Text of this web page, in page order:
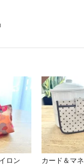
ロン
カード＆マ